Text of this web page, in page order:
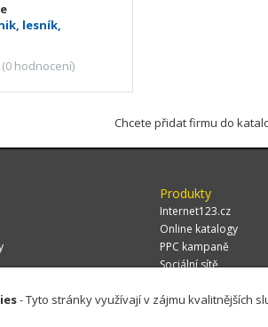
lesník,
(0 hodnocení)
Chcete přidat firmu do
Produkty
Internet123.cz
Online katalogy
PPC kampaně
Sociální sítě
- Tyto stránky využívají v zájmu kvalitnějších